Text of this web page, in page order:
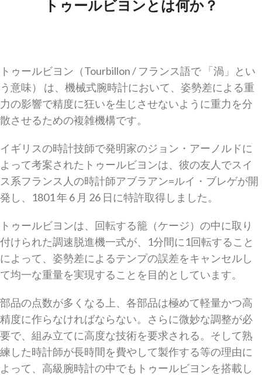
トゥールビヨンとは何か？
トゥールビヨン（Tourbillon / フランス語で 「渦」とい
う意味） は、機械式腕時計において、姿勢差による重
力の影響で精度に狂いを生じさせないように重力を分
散させるための複雑機構です。
イギリスの時計技師で発明家のジョン・アーノルドに
よって考案されたトゥールビヨンは、彼の友人でスイ
ス系フランス人の時計師アブラアン=ルイ・ブレゲが開
発し、1801 年 6 月 26 日に特許取得しました。
トゥールビヨンは、回転する籠（ケージ）の中に取り
付けられた調速脱進機一式が、1分間に1回転すること
によって、姿勢差によるテンプの誤差をキャンセルし
て均一な重量を実現することを目的としています。
部品の点数が多くなる上、各部品は極めて軽量かつ高
精度に作らなければならない。さらに微妙な調整が必
要で、組み立てに高度な技術を要求される。そして熟
練した時計師が長時間を費やして製作する等の理由に
よって、高級腕時計の中でもトゥールビヨンを搭載し